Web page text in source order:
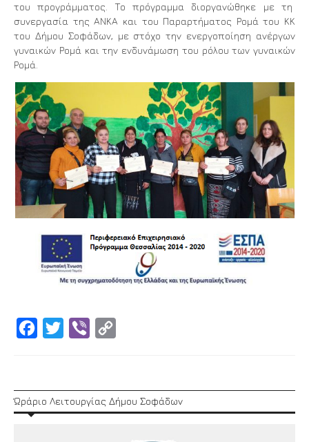
του προγράμματος. Το πρόγραμμα διοργανώθηκε με τη
συνεργασία της ΑΝΚΑ και του Παραρτήματος Ρομά του ΚΚ
του Δήμου Σοφάδων, με στόχο την ενεργοποίηση ανέργων
γυναικών Ρομά και την ενδυνάμωση του ρόλου των γυναικών
Ρομά.
Facebook
Twitter Viber
Ώράριο Λειτουργίας Δήμου Σοφάδων